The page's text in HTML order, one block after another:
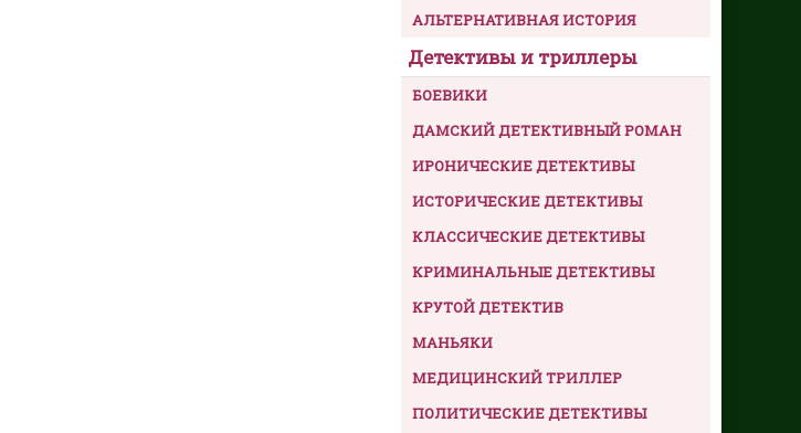
АЛЬТЕРНАТИВНАЯ ИСТОРИЯ
Детективы и триллеры
БОЕВИКИ
ДАМСКИЙ ДЕТЕКТИВНЫЙ РОМАН
ИРОНИЧЕСКИЕ ДЕТЕКТИВЫ
ИСТОРИЧЕСКИЕ ДЕТЕКТИВЫ
КЛАССИЧЕСКИЕ ДЕТЕКТИВЫ
КРИМИНАЛЬНЫЕ ДЕТЕКТИВЫ
КРУТОЙ ДЕТЕКТИВ
МАНЬЯКИ
МЕДИЦИНСКИЙ ТРИЛЛЕР
ПОЛИТИЧЕСКИЕ ДЕТЕКТИВЫ